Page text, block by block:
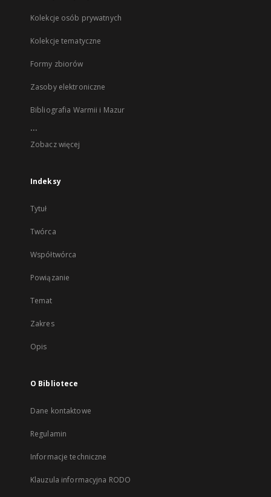
Kolekcje osób prywatnych
Kolekcje tematyczne
Formy zbiorów
Zasoby elektroniczne
Bibliografia Warmii i Mazur
...
Zobacz więcej
Indeksy
Tytuł
Twórca
Współtwórca
Powiązanie
Temat
Zakres
Opis
O Bibliotece
Dane kontaktowe
Regulamin
Informacje techniczne
Klauzula informacyjna RODO